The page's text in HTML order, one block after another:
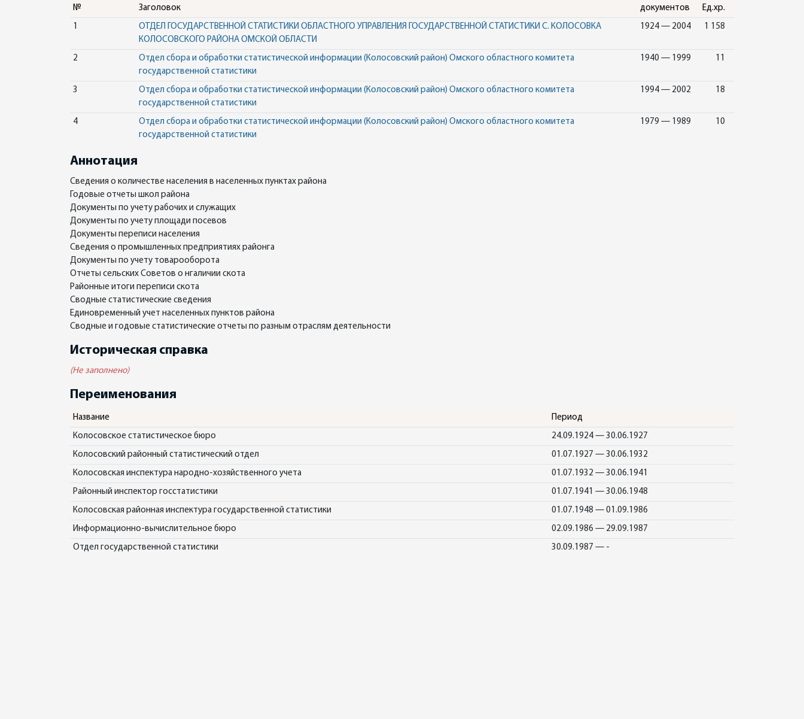
№ Заголовок
документов
Ед.хр.
1
ОТДЕЛ ГОСУДАРСТВЕННОЙ СТАТИСТИКИ ОБЛАСТНОГО УПРАВЛЕНИЯ ГОСУДАРСТВЕННОЙ СТАТИСТИКИ С. КОЛОСОВКА
КОЛОСОВСКОГО РАЙОНА ОМСКОЙ ОБЛАСТИ
1924 — 2004 1 158
2
Отдел сбора и обработки статистической информации (Колосовский район) Омского областного комитета
государственной статистики
1940 — 1999 11
3
Отдел сбора и обработки статистической информации (Колосовский район) Омского областного комитета
государственной статистики
1994 — 2002 18
4
Отдел сбора и обработки статистической информации (Колосовский район) Омского областного комитета
государственной статистики
1979 — 1989 10
Аннотация
Сведения о количестве населения в населенных пунктах района
Годовые отчеты школ района
Документы по учету рабочих и служащих
Документы по учету площади посевов
Документы переписи населения
Сведения о промышленных предприятиях районга
Документы по учету товарооборота
Отчеты сельских Советов о нгаличии скота
Районные итоги переписи скота
Сводные статистические сведения
Единовременный учет населенных пунктов района
Сводные и годовые статистические отчеты по разным отраслям деятельности
Историческая справка
(Не заполнено)
Переименования
Название Период
Колосовское статистическое бюро 24.09.1924 — 30.06.1927
Колосовский районный статистический отдел 01.07.1927 — 30.06.1932
Колосовская инспектура народно-хозяйственного учета 01.07.1932 — 30.06.1941
Районный инспектор госстатистики 01.07.1941 — 30.06.1948
Колосовская районная инспектура государственной статистики 01.07.1948 — 01.09.1986
Информационно-вычислительное бюро 02.09.1986 — 29.09.1987
Отдел государственной статистики 30.09.1987 — -